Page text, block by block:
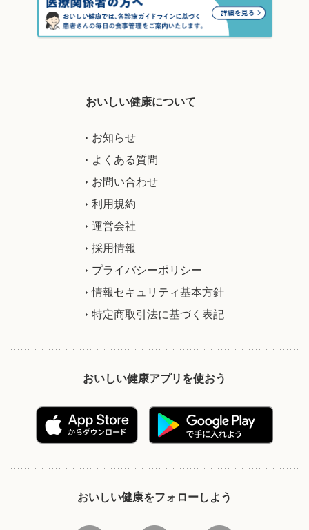
おいしい健康について
お知らせ
よくある質問
お問い合わせ
利用規約
運営会社
採用情報
プライバシーポリシー
情報セキュリティ基本方針
特定商取引法に基づく表記
おいしい健康アプリを使おう
おいしい健康をフォローしよう